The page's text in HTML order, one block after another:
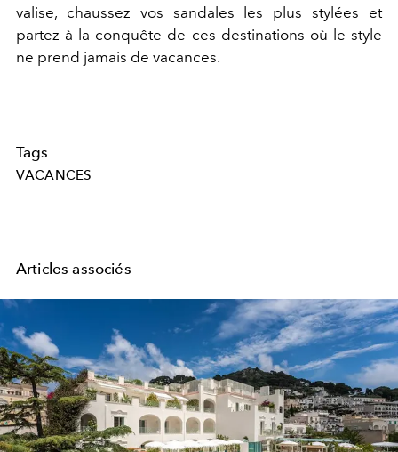
valise, chaussez vos sandales les plus stylées et
partez à la conquête de ces destinations où le style
ne prend jamais de vacances.
Tags
VACANCES
Articles associés